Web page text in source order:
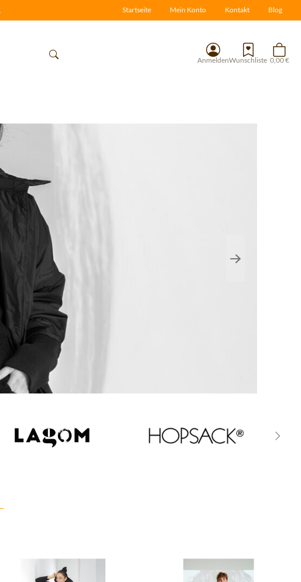
Startseite Mein Konto Kontakt Blog
AnmeldenWunschliste 0,00 €